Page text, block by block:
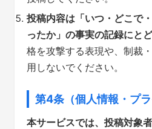
投稿内容は「いつ・どこで
ったか」の事実の記録にとど
格を攻撃する表現や、制裁
用しないでください。
第4条（個人情報・プラ
本サービスでは、投稿対象